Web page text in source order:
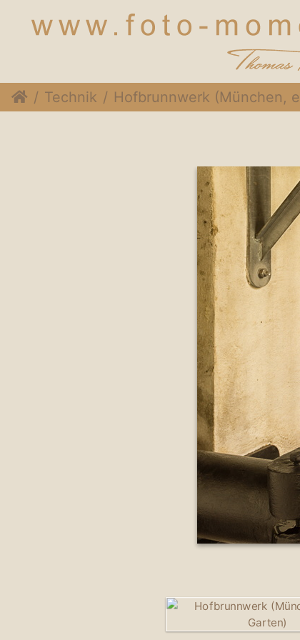
Technik Hofbrunnwerk (München, engl. Garten)